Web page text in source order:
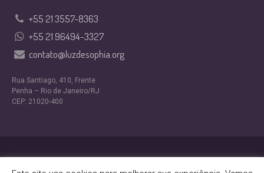
+55 21 3557-8363
+55 21 96494-3327
contato@luzdesophia.org
Rua Santiago, 410, Frente
Penha – Rio de Janeiro/RJ
CEP: 21020-400